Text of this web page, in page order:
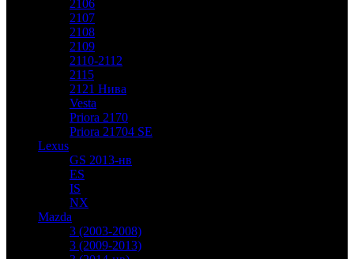
2106
2107
2108
2109
2110-2112
2115
2121 Нива
Vesta
Priora 2170
Priora 21704 SE
Lexus
GS 2013-нв
ES
IS
NX
Mazda
3 (2003-2008)
3 (2009-2013)